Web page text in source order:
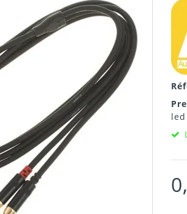
led